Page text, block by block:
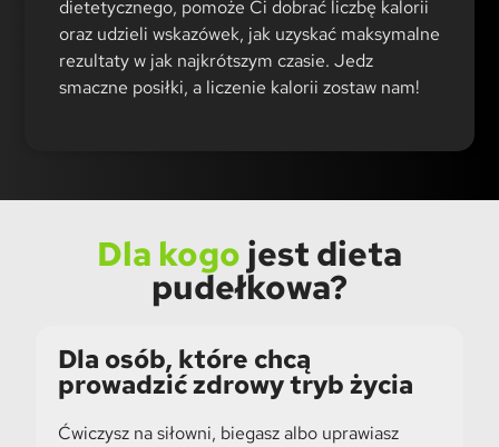
dietetycznego, pomoże Ci dobrać liczbę kalorii
oraz udzieli wskazówek, jak uzyskać maksymalne
rezultaty w jak najkrótszym czasie. Jedz
smaczne posiłki, a liczenie kalorii zostaw nam!
Dla kogo jest dieta
pudełkowa?
Dla osób, które chcą
prowadzić zdrowy tryb życia
Ćwiczysz na siłowni, biegasz albo uprawiasz